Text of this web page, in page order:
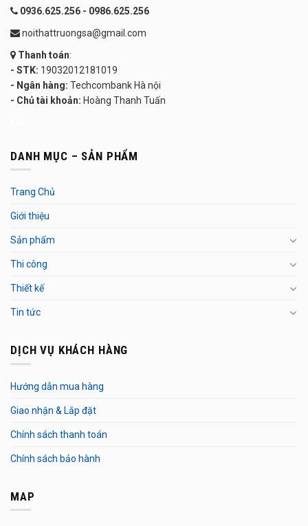
0936.625.256 - 0986.625.256
noithattruongsa@gmail.com
Thanh toán:
- STK: 19032012181019
- Ngân hàng: Techcombank Hà nội
- Chủ tài khoản: Hoàng Thanh Tuấn
DANH MỤC – SẢN PHẨM
Trang Chủ
Giới thiệu
Sản phẩm
Thi công
Thiết kế
Tin tức
DỊCH VỤ KHÁCH HÀNG
Hướng dẫn mua hàng
Giao nhận & Lắp đặt
Chính sách thanh toán
Chính sách bảo hành
MAP